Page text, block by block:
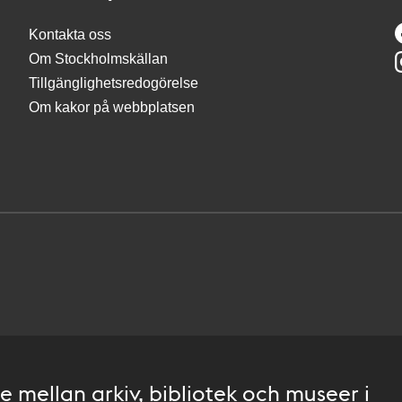
Kontakta oss
Om Stockholmskällan
Tillgänglighetsredogörelse
Om kakor på webbplatsen
mellan arkiv, bibliotek och museer i